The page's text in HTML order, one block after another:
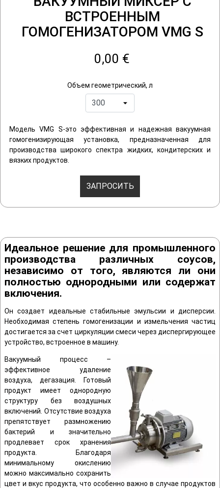
ВСТРОЕННЫМ
ГОМОГЕНИЗАТОРОМ VMG S
0,00 €
Объем геометрический, л
Модель VMG S-это эффективная и надежная вакуумная
гомогенизирующая установка, предназначенная для
производства широкого спектра жидких, кондитерских и
вязких продуктов.
ЗАПРОСИТЬ
Идеальное решение для промышленного
производства различных соусов,
независимо от того, являются ли они
полностью однородными или содержат
включения.
Он создает идеальные стабильные эмульсии и дисперсии.
Необходимая степень гомогенизации и измельчения частиц
достигается за счет циркуляции смеси через диспергирующее
устройство, встроенное в машину.
Вакуумный процесс –
эффективное удаление
воздуха, дегазация. Готовый
продукт имеет однородную
структуру без воздушных
включений. Отсутствие воздуха
препятствует размножению
бактерий и значительно
продлевает срок хранения
продукта. Благодаря
минимальному окислению
можно максимально сохранить
цвет и вкус продукта, что особенно важно в случае продуктов